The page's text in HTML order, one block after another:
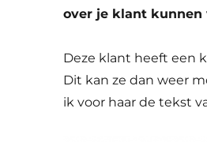
over je klant kunnen
Deze klant heeft een
Dit kan ze dan weer
ik voor haar de tekst